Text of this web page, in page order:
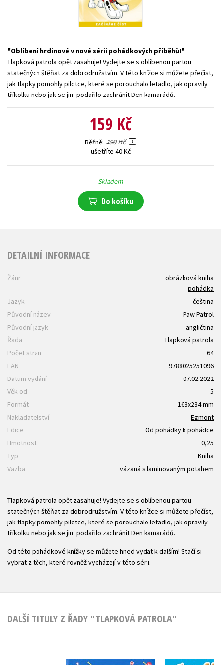
Zahraniční literatura
Všechny tituly
Oblíbení hrdinové v nové sérii pohádkových příběhů!
Tlapková patrola opět zasahuje! Vydejte se s oblíbenou partou
statečných štěňat za dobrodružstvím. V této knížce si můžete přečíst,
jak tlapky pomohly pilotce, které se porouchalo letadlo, jak opravily
tříkolku nebo jak se jim podařilo zachránit Den kamarádů.
159 Kč
Běžně 199 Kč
ušetříte 40 Kč
Skladem
Do košíku
DETAILNÍ INFORMACE
Žánr
obrázková kniha
pohádka
Jazyk
čeština
Původní název
Paw Patrol
Původní jazyk
angličtina
Řada
Tlapková patrola
Počet stran
64
EAN
9788025251096
Datum vydání
07.02.2022
Věk od
5
Formát
163x234 mm
Nakladatelství
Egmont
Edice
Od pohádky k pohádce
Hmotnost
0,25
Typ
Kniha
Vazba
vázaná s laminovaným potahem
Tlapková patrola opět zasahuje! Vydejte se s oblíbenou partou
statečných štěňat za dobrodružstvím. V této knížce si můžete přečíst,
jak tlapky pomohly pilotce, které se porouchalo letadlo, jak opravily
tříkolku nebo jak se jim podařilo zachránit Den kamarádů.
Od této pohádkové knížky se můžete hned vydat k dalším! Stačí si
vybrat z těch, které rovněž vycházejí v této sérii.
DALŠÍ TITULY Z ŘADY "TLAPKOVÁ PATROLA"